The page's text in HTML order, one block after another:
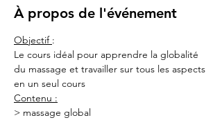
À propos de l'événement
Objectif :
Le cours idéal pour apprendre la globalité
du massage et travailler sur tous les aspects
en un seul cours
Contenu :
> massage global